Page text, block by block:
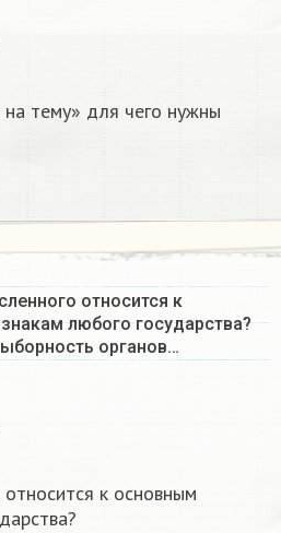
тему» для чего нужны
относится к
любого государства?
органов…
к основным